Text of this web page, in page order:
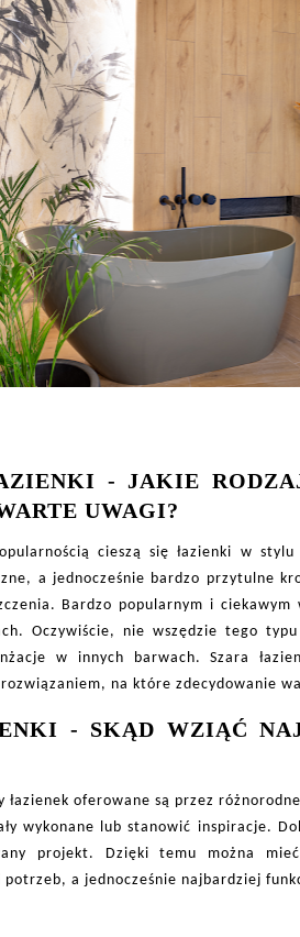
- JAKIE
UWAGI?
cieszą się łazienki w
a jednocześnie bardzo przytulne
Bardzo popularnym i
Oczywiście, nie wszędzie tego
w innych barwach. Szara
na które zdecydowanie
- SKĄD WZIĄĆ
oferowane są przez
wykonane lub stanowić inspiracje.
projekt. Dzięki temu można
a jednocześnie najbardziej